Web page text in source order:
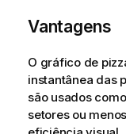
Vantagens
O gráfico de
instantânea das
são usados
setores ou